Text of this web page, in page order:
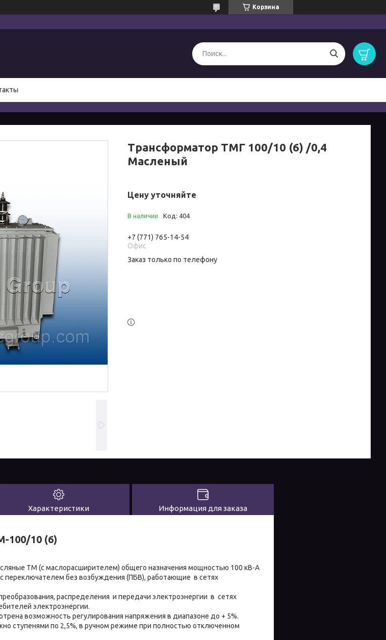
Корзина
Трансформатор ТМГ 100/10 (6) /0,4
Масленый
Цену уточняйте
В наличии Код: 404
+7 (771) 765-14-54
Офис
Заказ только по телефону
Характеристики Информация для заказа
100/10 (6)
ТМ (с маслорасширителем) общего назначения мощностью 100 кВ-А
без возбуждения (ПБВ), работающие в сетях
распределения и передачи электроэнергии в сетях
электроэнергии.
возможность регулирования напряжения в диапазоне до + 5%.
ступенями по 2,5%, в ручном режиме при полностью отключенном